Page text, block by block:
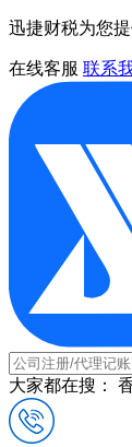
迅捷财税为您
在线客服 联系
大家都在搜：